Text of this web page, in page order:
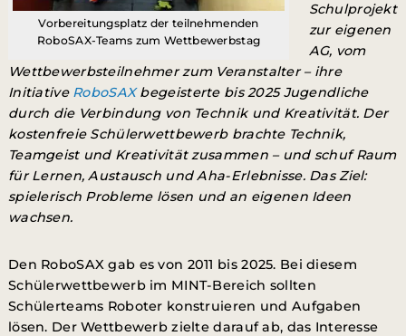
Vorbereitungsplatz der teilnehmenden
RoboSAX-Teams zum Wettbewerbstag
Schulprojekt
zur eigenen
AG, vom
Wettbewerbsteilnehmer zum Veranstalter – ihre
Initiative RoboSAXbegeisterte bis 2025 Jugendliche
durch die Verbindung von Technik und Kreativität. Der
kostenfreie Schülerwettbewerb brachte Technik,
Teamgeist und Kreativität zusammen – und schuf Raum
für Lernen, Austausch und Aha-Erlebnisse. Das Ziel:
spielerisch Probleme lösen und an eigenen Ideen
wachsen.
Den RoboSAX gab es von 2011 bis 2025. Bei diesem
Schülerwettbewerb im MINT-Bereich sollten
Schülerteams Roboter konstruieren und Aufgaben
lösen. Der Wettbewerb zielte darauf ab, das Interesse